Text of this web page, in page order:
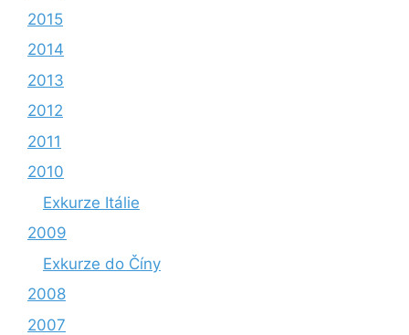
2015
2014
2013
2012
2011
2010
Exkurze Itálie
2009
Exkurze do Číny
2008
2007